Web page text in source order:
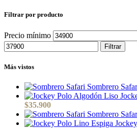
Filtrar por producto
Precio mínimo
Filtrar
Más vistos
Sombrero
$35.900
Sombrero